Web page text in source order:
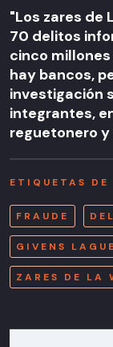
"Los zares de
70 delitos
cinco
hay bancos,
investigación
integrantes,
reguetonero
ETIQUETAS DE
FRAUDE
GIVENS
ZARES DE LA